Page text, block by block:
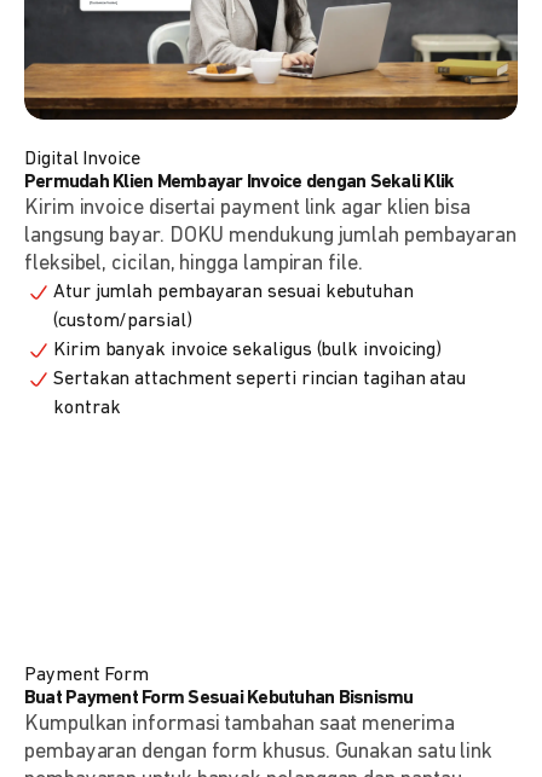
Digital Invoice
Permudah Klien Membayar Invoice dengan Sekali Klik
Kirim invoice disertai payment link agar klien bisa
langsung bayar. DOKU mendukung jumlah pembayaran
fleksibel, cicilan, hingga lampiran file.
Atur jumlah pembayaran sesuai kebutuhan
(custom/parsial)
Kirim banyak invoice sekaligus (bulk invoicing)
Sertakan attachment seperti rincian tagihan atau
kontrak
Payment Form
Buat Payment Form Sesuai Kebutuhan Bisnismu
Kumpulkan informasi tambahan saat menerima
pembayaran dengan form khusus. Gunakan satu link